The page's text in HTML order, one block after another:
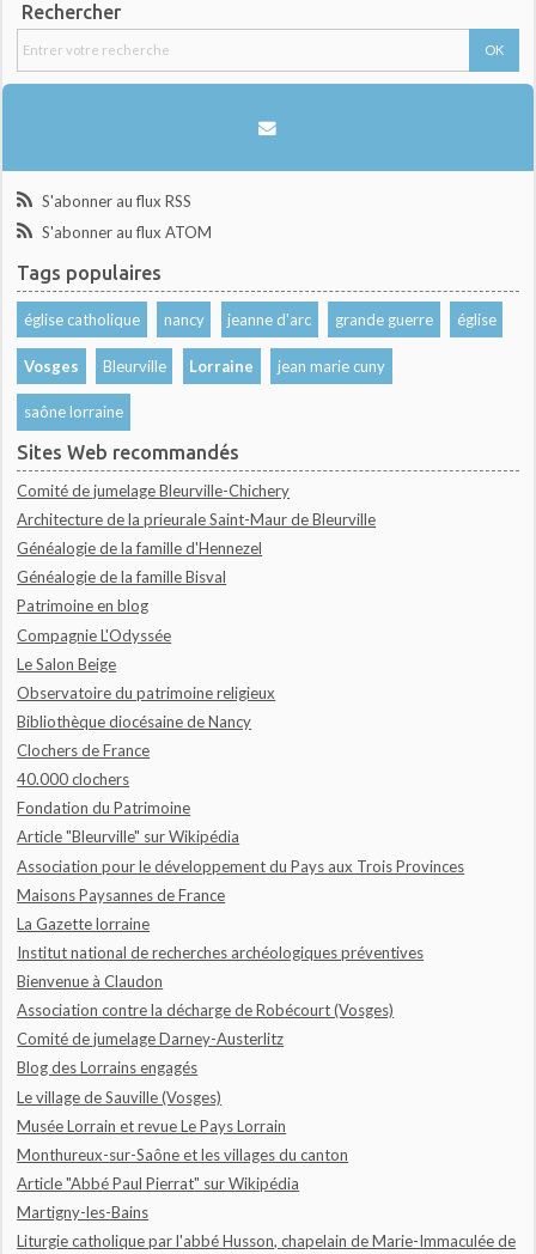
Rechercher
S'abonner au flux RSS
S'abonner au flux ATOM
Tags populaires
église catholique nancy jeanne d'arc grande guerre église
Vosges Bleurville Lorraine jean marie cuny
saône lorraine
Sites Web recommandés
Comité de jumelage Bleurville-Chichery
Architecture de la prieurale Saint-Maur de Bleurville
Généalogie de la famille d'Hennezel
Généalogie de la famille Bisval
Patrimoine en blog
Compagnie L'Odyssée
Le Salon Beige
Observatoire du patrimoine religieux
Bibliothèque diocésaine de Nancy
Clochers de France
40.000 clochers
Fondation du Patrimoine
Article "Bleurville" sur Wikipédia
Association pour le développement du Pays aux Trois Provinces
Maisons Paysannes de France
La Gazette lorraine
Institut national de recherches archéologiques préventives
Bienvenue à Claudon
Association contre la décharge de Robécourt (Vosges)
Comité de jumelage Darney-Austerlitz
Blog des Lorrains engagés
Le village de Sauville (Vosges)
Musée Lorrain et revue Le Pays Lorrain
Monthureux-sur-Saône et les villages du canton
Article "Abbé Paul Pierrat" sur Wikipédia
Martigny-les-Bains
Liturgie catholique par l'abbé Husson, chapelain de Marie-Immaculée de